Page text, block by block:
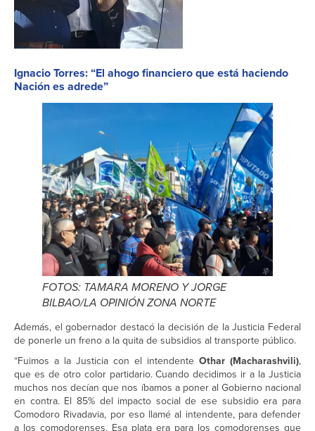
Ignacio Torres: “El ahogo financiero que está haciendo
Nación es adrede”
FOTOS: TAMARA MORENO Y JORGE
BILBAO/LA OPINIÓN ZONA NORTE
Además, el gobernador destacó la decisión de la Justicia Federal
de ponerle un freno a la quita de subsidios al transporte público.
“Fuimos a la Justicia con el intendente Othar (Macharashvili),
que es de otro color partidario. Cuando decidimos ir a la Justicia
muchos nos decían que nos íbamos a poner al Gobierno nacional
en contra. El 85% del impacto social de ese subsidio era para
Comodoro Rivadavia, por eso llamé al intendente, para defender
a los comodorenses. Esa plata era para los comodorenses que